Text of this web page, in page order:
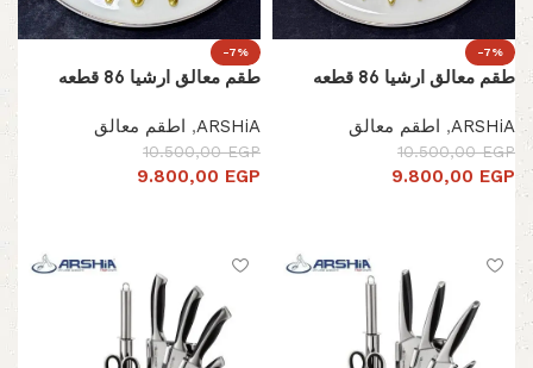
-7%
طقم معالق ارشيا 86 قطعه
ARSHiA
, اطقم معالق
10.500,00EGP
9.800,00 EGP
-7%
طقم معالق ارشيا 86 قطعه
ARSHiA
, اطقم معالق
10.500,00EGP
9.800,00 EGP